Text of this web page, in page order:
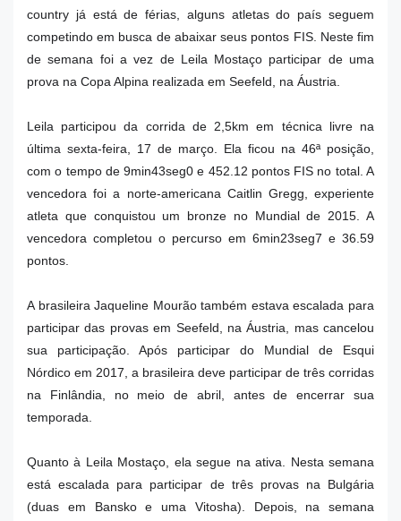
country já está de férias, alguns atletas do país seguem
competindo em busca de abaixar seus pontos FIS. Neste fim
de semana foi a vez de Leila Mostaço participar de uma
prova na Copa Alpina realizada em Seefeld, na Áustria.
Leila participou da corrida de 2,5km em técnica livre na
última sexta-feira, 17 de março. Ela ficou na 46ª posição,
com o tempo de 9min43seg0 e 452.12 pontos FIS no total. A
vencedora foi a norte-americana Caitlin Gregg, experiente
atleta que conquistou um bronze no Mundial de 2015. A
vencedora completou o percurso em 6min23seg7 e 36.59
pontos.
A brasileira Jaqueline Mourão também estava escalada para
participar das provas em Seefeld, na Áustria, mas cancelou
sua participação. Após participar do Mundial de Esqui
Nórdico em 2017, a brasileira deve participar de três corridas
na Finlândia, no meio de abril, antes de encerrar sua
temporada.
Quanto à Leila Mostaço, ela segue na ativa. Nesta semana
está escalada para participar de três provas na Bulgária
(duas em Bansko e uma Vitosha). Depois, na semana